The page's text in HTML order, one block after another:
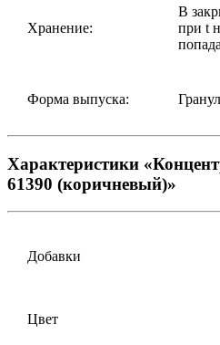
Хранение:
В
при t
Форма выпуска:
Характеристики
61390 (коричневый)»
Добавки
Цвет